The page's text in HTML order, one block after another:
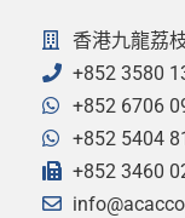
香港九龍荔
+852 3580
+852 6706
+852 5404
+852 3460